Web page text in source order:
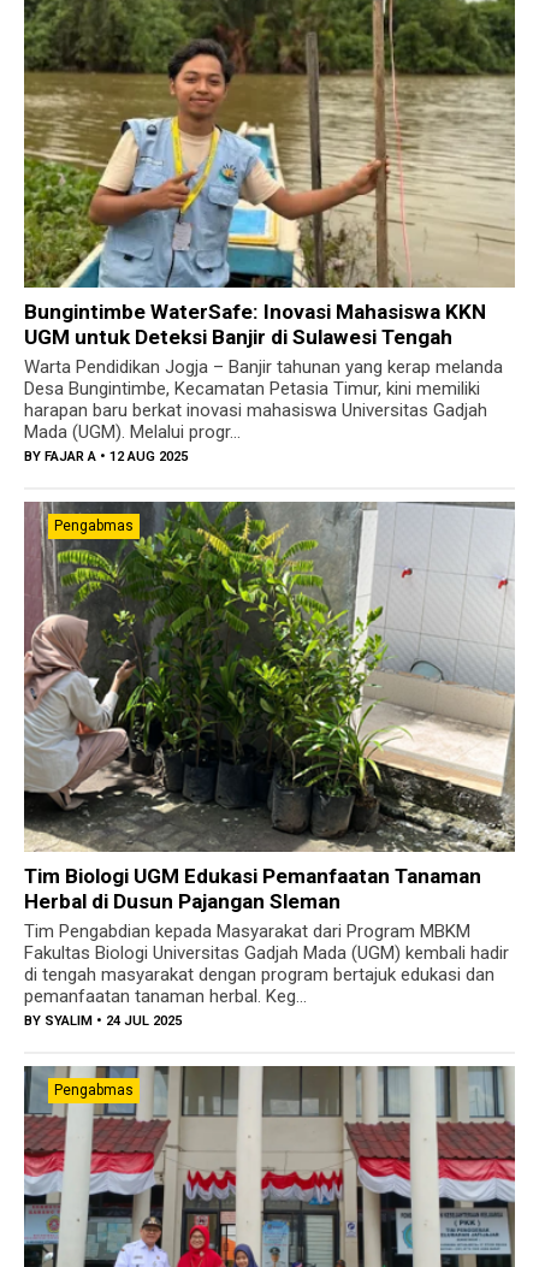
Bungintimbe WaterSafe: Inovasi Mahasiswa KKN
UGM untuk Deteksi Banjir di Sulawesi Tengah
Warta Pendidikan Jogja – Banjir tahunan yang kerap melanda
Desa Bungintimbe, Kecamatan Petasia Timur, kini memiliki
harapan baru berkat inovasi mahasiswa Universitas Gadjah
Mada (UGM). Melalui progr...
BY FAJAR A • 12 AUG 2025
Pengabmas
Tim Biologi UGM Edukasi Pemanfaatan Tanaman
Herbal di Dusun Pajangan Sleman
Tim Pengabdian kepada Masyarakat dari Program MBKM
Fakultas Biologi Universitas Gadjah Mada (UGM) kembali hadir
di tengah masyarakat dengan program bertajuk edukasi dan
pemanfaatan tanaman herbal. Keg...
BY SYALIM • 24 JUL 2025
Pengabmas